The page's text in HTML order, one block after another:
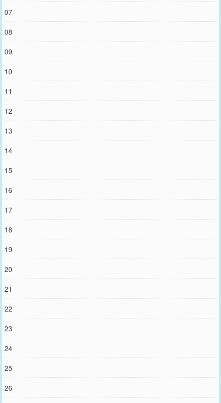
07
08
09
10
11
12
13
14
15
16
17
18
19
20
21
22
23
24
25
26